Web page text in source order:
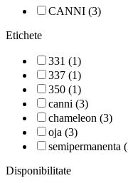
CANNI (3)
Etichete
331 (1)
337 (1)
350 (1)
canni (3)
chameleon (3)
oja (3)
semipermanenta
Disponibilitate